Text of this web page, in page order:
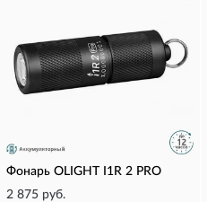
Фонарь OLIGHT I1R 2 PRO
2 875 руб.